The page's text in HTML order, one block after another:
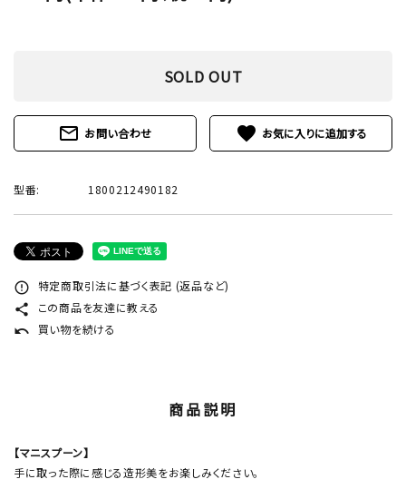
SOLD OUT
mail_outline お問い合わせ favorite
型番: 1800212490182
error_outline 特定商取引法に基づく表記 (返品など)
share この商品を友達に教える
undo 買い物を続ける
商品説明
【マニスプーン】
手に取った際に感じる造形美をお楽しみください。